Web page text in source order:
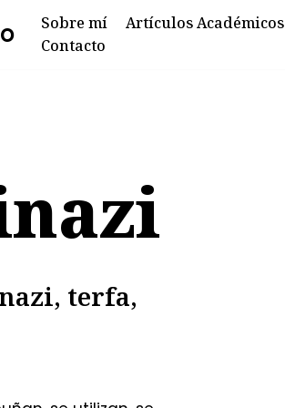
Sobre mí Artículos Académicos
Contacto
terfa,